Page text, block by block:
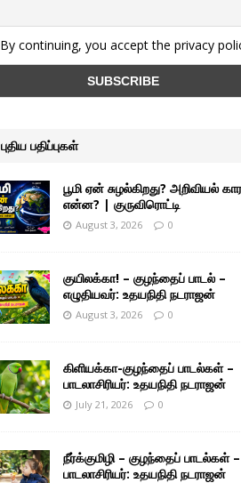
By continuing, you accept the privacy
புதிய பதிப்புகள்
பூமி ஏன் சுழல்கிறது? அறிவியல்
என்ன? | குருவிரொட்டி
August 3, 2026 0
குயிலக்கா! – குழந்தைப் பாடல் –
எழுதியவர்: உதயநிதி நடராஜன்
August 3, 2026 0
கிளியக்கா-குழந்தைப் பாடல்கள் –
பாடலாசிரியர்: உதயநிதி நடராஜன்
July 21, 2026 0
நீர்க்குமிழி – குழந்தைப் பாடல்கள் –
பாடலாசிரியர்: உதயநிதி நடராஜன்